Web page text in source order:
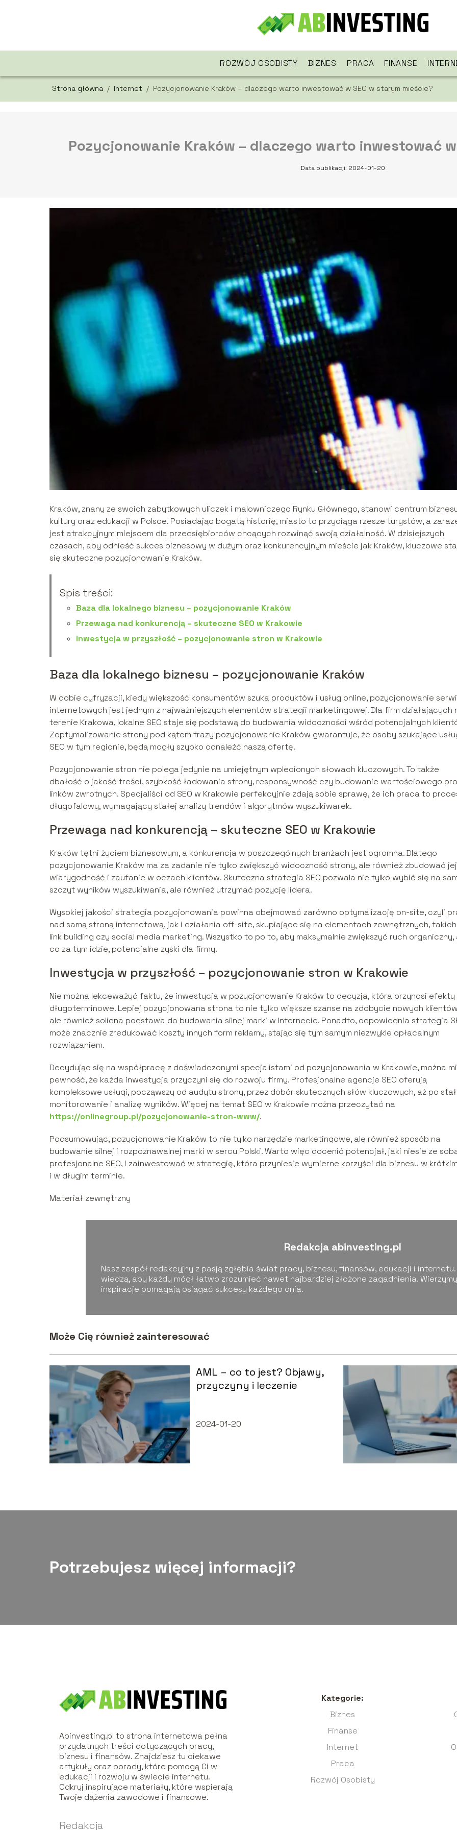
ROZWÓJ OSOBISTY BIZNES PRACA FINANSE
Strona główna / Internet / Pozycjonowanie Kraków – dlaczego warto inwestować w SEO w starym mieście?
Pozycjonowanie Kraków – dlaczego warto inwestować
Data publikacji: 2024-01-20
Kraków, znany ze swoich zabytkowych uliczek i malowniczego Rynku Głównego, stanowi centrum
kultury oraz edukacji w Polsce. Posiadając bogatą historię, miasto to przyciąga rzesze turystów, a
jest atrakcyjnym miejscem dla przedsiębiorców chcących rozwinąć swoją działalność. W dzisiejszych
czasach, aby odnieść sukces biznesowy w dużym oraz konkurencyjnym mieście jak Kraków, kluczowe
się skuteczne pozycjonowanie Kraków.
Spis treści:
Baza dla lokalnego biznesu – pozycjonowanie Kraków
Przewaga nad konkurencją – skuteczne SEO w Krakowie
Inwestycja w przyszłość – pozycjonowanie stron w Krakowie
Baza dla lokalnego biznesu – pozycjonowanie Kraków
W dobie cyfryzacji, kiedy większość konsumentów szuka produktów i usług online, pozycjonowanie
internetowych jest jednym z najważniejszych elementów strategii marketingowej. Dla firm działających
terenie Krakowa, lokalne SEO staje się podstawą do budowania widoczności wśród potencjalnych
Zoptymalizowanie strony pod kątem frazy pozycjonowanie Kraków gwarantuje, że osoby szukające
SEO w tym regionie, będą mogły szybko odnaleźć naszą ofertę.
Pozycjonowanie stron nie polega jedynie na umiejętnym wplecionych słowach kluczowych. To także
dbałość o jakość treści, szybkość ładowania strony, responsywność czy budowanie wartościowego
linków zwrotnych. Specjaliści od SEO w Krakowie perfekcyjnie zdają sobie sprawę, że ich praca to
długofalowy, wymagający stałej analizy trendów i algorytmów wyszukiwarek.
Przewaga nad konkurencją – skuteczne SEO w Krakowie
Kraków tętni życiem biznesowym, a konkurencja w poszczególnych branżach jest ogromna. Dlatego
pozycjonowanie Kraków ma za zadanie nie tylko zwiększyć widoczność strony, ale również zbudować jej
wiarygodność i zaufanie w oczach klientów. Skuteczna strategia SEO pozwala nie tylko wybić się na
szczyt wyników wyszukiwania, ale również utrzymać pozycję lidera.
Wysokiej jakości strategia pozycjonowania powinna obejmować zarówno optymalizację on-site, czyli
nad samą stroną internetową, jak i działania off-site, skupiające się na elementach zewnętrznych,
link building czy social media marketing. Wszystko to po to, aby maksymalnie zwiększyć ruch organiczny,
co za tym idzie, potencjalne zyski dla firmy.
Inwestycja w przyszłość – pozycjonowanie stron w Krakowie
Nie można lekceważyć faktu, że inwestycja w pozycjonowanie Kraków to decyzja, która przynosi efekty
długoterminowe. Lepiej pozycjonowana strona to nie tylko większe szanse na zdobycie nowych
ale również solidna podstawa do budowania silnej marki w Internecie. Ponadto, odpowiednia strategia
może znacznie zredukować koszty innych form reklamy, stając się tym samym niezwykle opłacalnym
rozwiązaniem.
Decydując się na współpracę z doświadczonymi specjalistami od pozycjonowania w Krakowie, można
pewność, że każda inwestycja przyczyni się do rozwoju firmy. Profesjonalne agencje SEO oferują
kompleksowe usługi, począwszy od audytu strony, przez dobór skutecznych słów kluczowych, aż po
monitorowanie i analizę wyników. Więcej na temat SEO w Krakowie można przeczytać na
https://onlinegroup.pl/pozycjonowanie-stron-www/.
Podsumowując, pozycjonowanie Kraków to nie tylko narzędzie marketingowe, ale również sposób na
budowanie silnej i rozpoznawalnej marki w sercu Polski. Warto więc docenić potencjał, jaki niesie ze
profesjonalne SEO, i zainwestować w strategię, która przyniesie wymierne korzyści dla biznesu w
i w długim terminie.
Materiał zewnętrzny
Redakcja abinvesting.pl
Nasz zespół redakcyjny z pasją zgłębia świat pracy, biznesu, finansów, edukacji i
wiedzą, aby każdy mógł łatwo zrozumieć nawet najbardziej złożone zagadnienia.
inspiracje pomagają osiągać sukcesy każdego dnia.
Może Cię również zainteresować
AML – co to jest? Objawy,
przyczyny i leczenie
2024-01-20
Potrzebujesz więcej informacji?
Abinvesting.pl to strona internetowa pełna
przydatnych treści dotyczących pracy,
biznesu i finansów. Znajdziesz tu ciekawe
artykuły oraz porady, które pomogą Ci w
edukacji i rozwoju w świecie internetu.
Odkryj inspirujące materiały, które wspierają
Twoje dążenia zawodowe i finansowe.
Redakcja
Kategorie:
Biznes
Finanse
Internet
Praca
Rozwój Osobisty